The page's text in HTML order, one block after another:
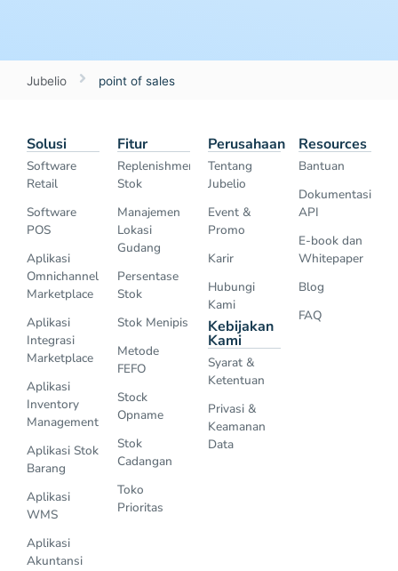
Jubelio point of sales
Solusi
Software
Retail
Software
POS
Aplikasi
Omnichannel
Marketplace
Aplikasi
Integrasi
Marketplace
Aplikasi
Inventory
Management
Aplikasi Stok
Barang
Aplikasi
WMS
Aplikasi
Akuntansi
Fitur
Replenishment
Stok
Manajemen
Lokasi
Gudang
Persentase
Stok
Stok Menipis
Metode
FEFO
Stock
Opname
Stok
Cadangan
Toko
Prioritas
Perusahaan
Tentang
Jubelio
Event &
Promo
Karir
Hubungi
Kami
Kebijakan
Kami
Syarat &
Ketentuan
Privasi &
Keamanan
Data
Resources
Bantuan
Dokumentasi
API
E-book dan
Whitepaper
Blog
FAQ